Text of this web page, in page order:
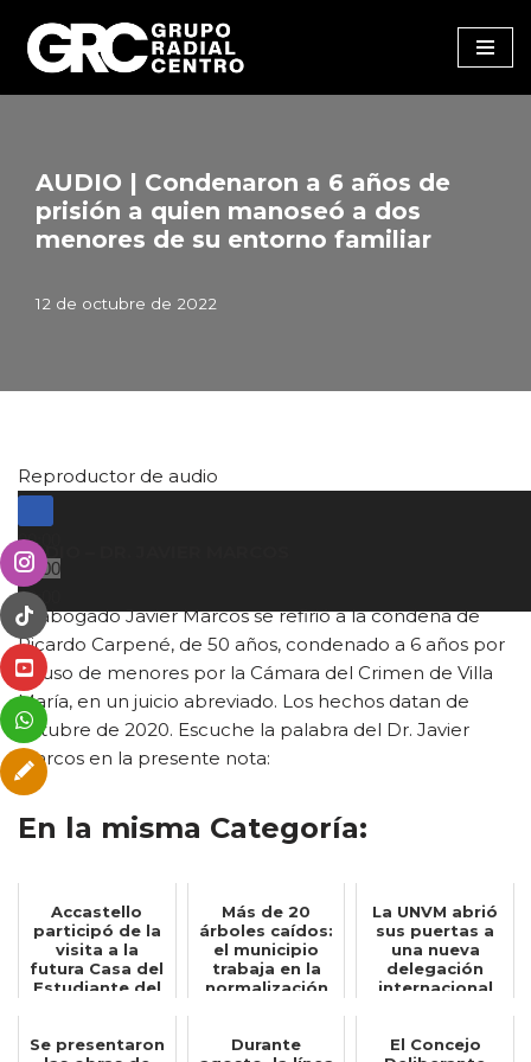
Saltar
al
AUDIO | Condenaron a 6 años de
prisión a quien manoseó a dos
menores de su entorno familiar
12 de octubre de 2022
Reproductor de audio
00:00
00:00
00:00
AUDIO – DR. JAVIER MARCOS
El abogado Javier Marcos se refirió a la condena de
Ricardo Carpené, de 50 años, condenado a 6 años por
abuso de menores por la Cámara del Crimen de Villa
María, en un juicio abreviado. Los hechos datan de
octubre de 2020. Escuche la palabra del Dr. Javier
Marcos en la presente nota:
En la misma Categoría:
Accastello
participó de la
visita a la
futura Casa del
Estudiante del
Más de 20
árboles caídos:
el municipio
trabaja en la
normalización
La UNVM abrió
sus puertas a
una nueva
delegación
internacional
Se presentaron
Durante
El Concejo